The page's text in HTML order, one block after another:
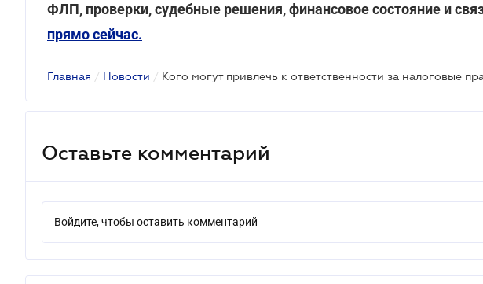
ФЛП, проверки, судебные решения, финансовое состояние и
прямо сейчас.
Главная / Новости /
Оставьте комментарий
Войдите, чтобы оставить комментарий